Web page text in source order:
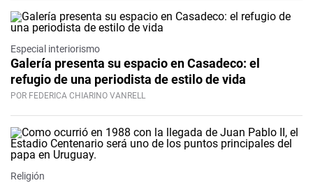
Especial interiorismo
Galería presenta su espacio en Casadeco: el
refugio de una periodista de estilo de vida
POR FEDERICA CHIARINO VANRELL
Religión